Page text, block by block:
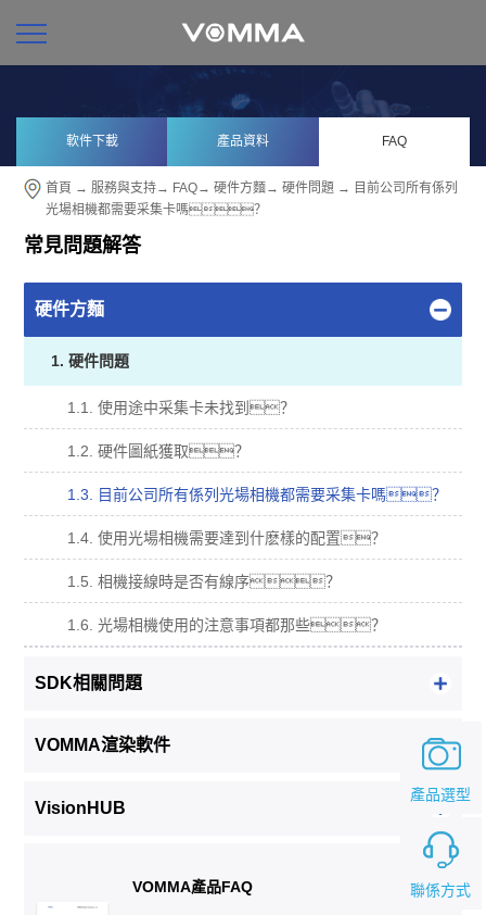
軟件下載 產品資料 FAQ
首頁 →服務與支持→ FAQ→硬件方麵→硬件問題 → 目前公司所有係列
光場相機都需要采集卡嗎？
常見問題解答
硬件方麵
1. 硬件問題
1.1. 使用途中采集卡未找到？
1.2. 硬件圖紙獲取？
1.3. 目前公司所有係列光場相機都需要采集卡嗎？
1.4. 使用光場相機需要達到什麽樣的配置？
1.5. 相機接線時是否有線序？
1.6. 光場相機使用的注意事項都那些？
SDK相關問題
VOMMA渲染軟件
VisionHUB
VOMMA產品FAQ 聯係方式
產品選型